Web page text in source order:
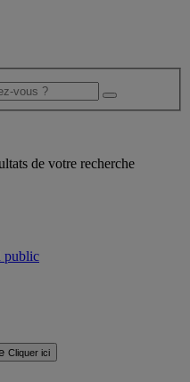
de votre recherche
public
Cliquer ici